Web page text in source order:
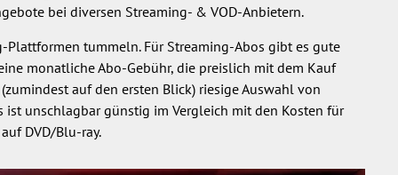
bei diversen Streaming- & VOD-Anbietern.
Plattformen tummeln. Für Streaming-Abos gibt es gute
monatliche Abo-Gebühr, die preislich mit dem Kauf
auf den ersten Blick) riesige Auswahl von
unschlagbar günstig im Vergleich mit den Kosten für
DVD/Blu-ray.